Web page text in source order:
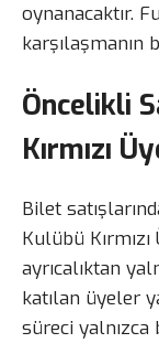
oynanacaktır.
karşılaşmanın
Öncelikli
Kırmızı
Bilet
Kulübü Kırmızı
ayrıcalıktan
katılan üyeler
süreci yalnızca